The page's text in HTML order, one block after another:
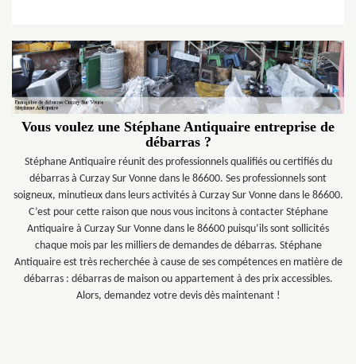
Vous voulez une Stéphane Antiquaire entreprise de
débarras ?
Stéphane Antiquaire réunit des professionnels qualifiés ou certifiés du
débarras à Curzay Sur Vonne dans le 86600. Ses professionnels sont
soigneux, minutieux dans leurs activités à Curzay Sur Vonne dans le 86600.
C’est pour cette raison que nous vous incitons à contacter Stéphane
Antiquaire à Curzay Sur Vonne dans le 86600 puisqu’ils sont sollicités
chaque mois par les milliers de demandes de débarras. Stéphane
Antiquaire est très recherchée à cause de ses compétences en matière de
débarras : débarras de maison ou appartement à des prix accessibles.
Alors, demandez votre devis dès maintenant !